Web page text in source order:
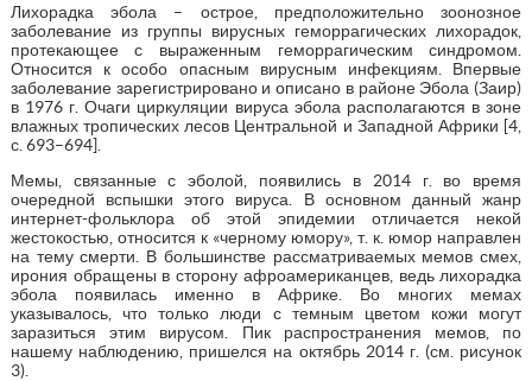
Лихорадка эбола – острое, предположительно зоонозное
заболевание из группы вирусных геморрагических лихорадок,
протекающее с выраженным геморрагическим синдромом.
Относится к особо опасным вирусным инфекциям. Впервые
заболевание зарегистрировано и описано в районе Эбола (Заир)
в 1976 г. Очаги циркуляции вируса эбола располагаются в зоне
влажных тропических лесов Центральной и Западной Африки [4,
с. 693–694].
Мемы, связанные с эболой, появились в 2014 г. во время
очередной вспышки этого вируса. В основном данный жанр
интернет-фольклора об этой эпидемии отличается некой
жестокостью, относится к «черному юмору», т. к. юмор направлен
на тему смерти. В большинстве рассматриваемых мемов смех,
ирония обращены в сторону афроамериканцев, ведь лихорадка
эбола появилась именно в Африке. Во многих мемах
указывалось, что только люди с темным цветом кожи могут
заразиться этим вирусом. Пик распространения мемов, по
нашему наблюдению, пришелся на октябрь 2014 г. (см. рисунок
3).